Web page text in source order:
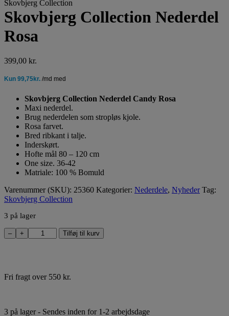
Skovbjerg Collection
Skovbjerg Collection Nederdel
Rosa
399,00 kr.
Skovbjerg Collection Nederdel Candy Rosa
Maxi nederdel.
Brug nederdelen som stropløs kjole.
Rosa farvet.
Bred ribkant i talje.
Inderskørt.
Hofte mål 80 – 120 cm
One size. 36-42
Matriale: 100 % Bomuld
Varenummer (SKU): 25360 Kategorier: Nederdele, Nyheder Tag:
Skovbjerg Collection
3 på lager
–
Skovbjerg
Collection
+ Tilføj til kurv
Fri fragt over 550 kr.
3 på lager - Sendes inden for 1-2 arbejdsdage